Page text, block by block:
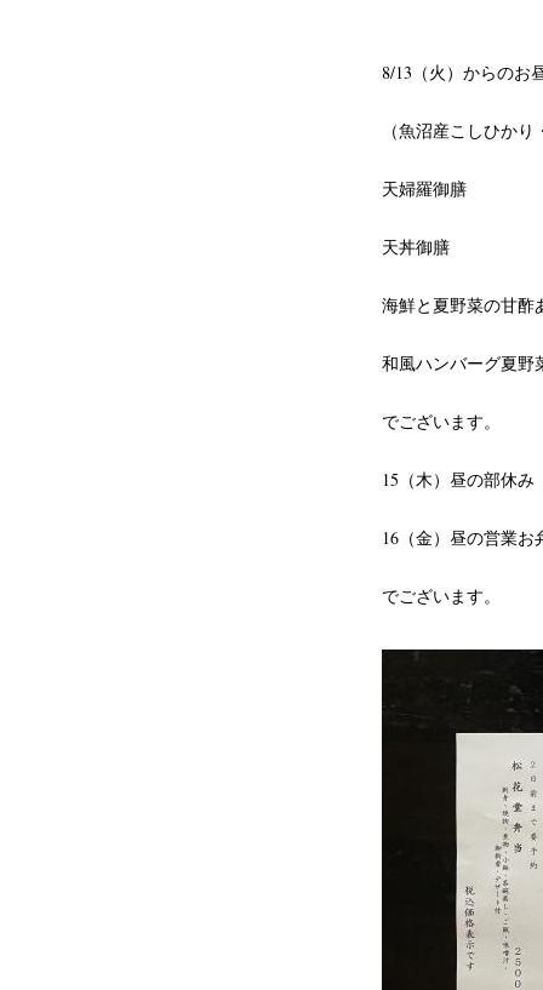
8/13（火）からのお
（魚沼産こしひか
天婦羅御膳
天丼御膳
海鮮と夏野菜の甘酢
和風ハンバーグ夏野
でございます。
15（木）昼の部休
16（金）昼の営業お
でございます。